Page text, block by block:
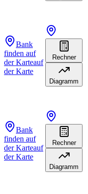
Bank
finden auf
der Karteauf
der Karte
Rechner
Diagramm
Bank
finden auf
der Karteauf
der Karte
Rechner
Diagramm